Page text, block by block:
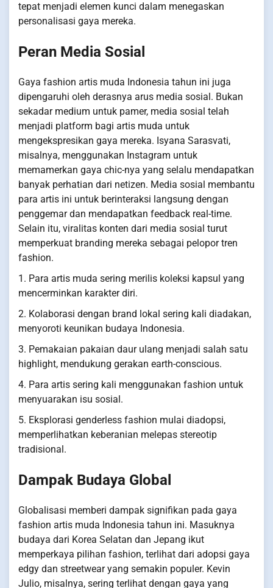
tepat menjadi elemen kunci dalam menegaskan
personalisasi gaya mereka.
Peran Media Sosial
Gaya fashion artis muda Indonesia tahun ini juga
dipengaruhi oleh derasnya arus media sosial. Bukan
sekadar medium untuk pamer, media sosial telah
menjadi platform bagi artis muda untuk
mengekspresikan gaya mereka. Isyana Sarasvati,
misalnya, menggunakan Instagram untuk
memamerkan gaya chic-nya yang selalu mendapatkan
banyak perhatian dari netizen. Media sosial membantu
para artis ini untuk berinteraksi langsung dengan
penggemar dan mendapatkan feedback real-time.
Selain itu, viralitas konten dari media sosial turut
memperkuat branding mereka sebagai pelopor tren
fashion.
1. Para artis muda sering merilis koleksi kapsul yang
mencerminkan karakter diri.
2. Kolaborasi dengan brand lokal sering kali diadakan,
menyoroti keunikan budaya Indonesia.
3. Pemakaian pakaian daur ulang menjadi salah satu
highlight, mendukung gerakan earth-conscious.
4. Para artis sering kali menggunakan fashion untuk
menyuarakan isu sosial.
5. Eksplorasi genderless fashion mulai diadopsi,
memperlihatkan keberanian melepas stereotip
tradisional.
Dampak Budaya Global
Globalisasi memberi dampak signifikan pada gaya
fashion artis muda Indonesia tahun ini. Masuknya
budaya dari Korea Selatan dan Jepang ikut
memperkaya pilihan fashion, terlihat dari adopsi gaya
edgy dan streetwear yang semakin populer. Kevin
Julio, misalnya, sering terlihat dengan gaya yang